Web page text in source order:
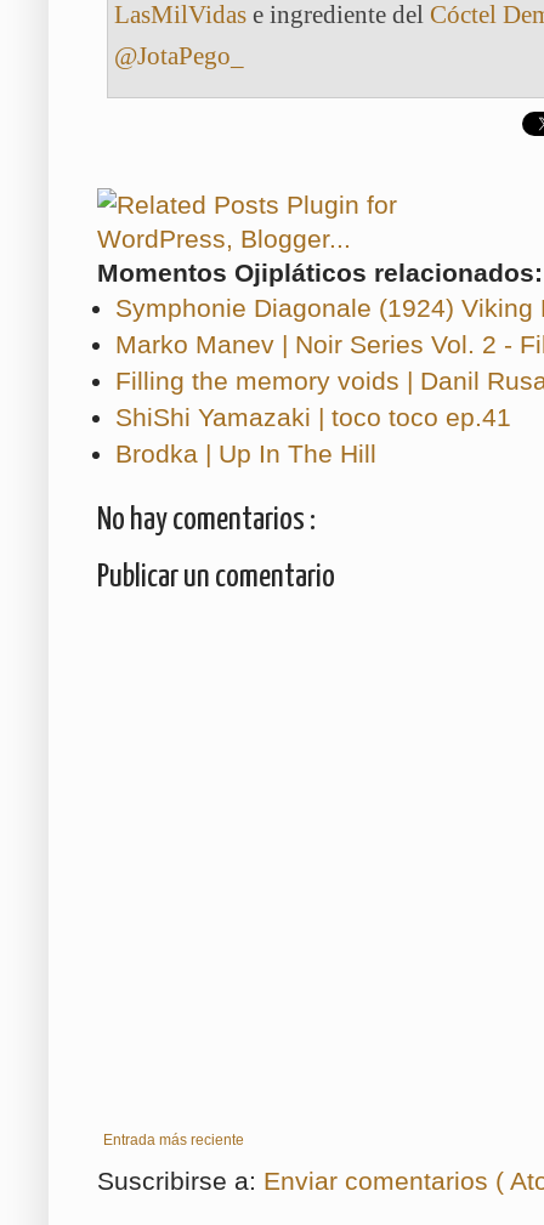
LasMilVidas e ingrediente del Cóctel
@JotaPego_
Momentos Ojipláticos relacionados:
Symphonie Diagonale (1924) Viking
Marko Manev | Noir Series Vol. 2 -
Filling the memory voids | Danil
ShiShi Yamazaki | toco toco ep.41
Brodka | Up In The Hill
No hay comentarios :
Publicar un comentario
Entrada más reciente
Suscribirse a: Enviar comentarios (